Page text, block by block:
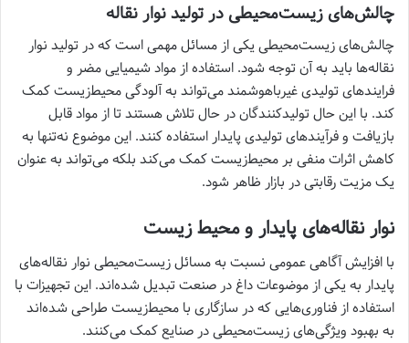
چالش‌های زیست‌محیطی در تولید نوار نقاله
چالش‌های زیست‌محیطی یکی از مسائل مهمی است که در تولید نوار
نقاله‌ها باید به آن توجه شود. استفاده از مواد شیمیایی مضر و
فرایندهای تولیدی غیرباهوشمند می‌تواند به آلودگی محیط‌زیست کمک
کند. با این حال تولیدکنندگان در حال تلاش هستند تا از مواد قابل
بازیافت و فرآیندهای تولیدی پایدار استفاده کنند. این موضوع نه‌تنها به
کاهش اثرات منفی بر محیط‌زیست کمک می‌کند بلکه می‌تواند به عنوان
یک مزیت رقابتی در بازار ظاهر شود.
نوار نقاله‌های پایدار و محیط زیست
با افزایش آگاهی عمومی نسبت به مسائل زیست‌محیطی نوار نقاله‌های
پایدار به یکی از موضوعات داغ در صنعت تبدیل شده‌اند. این تجهیزات با
استفاده از فناوری‌هایی که در سازگاری با محیط‌زیست طراحی شده‌اند
به بهبود ویژگی‌های زیست‌محیطی در صنایع کمک می‌کنند.